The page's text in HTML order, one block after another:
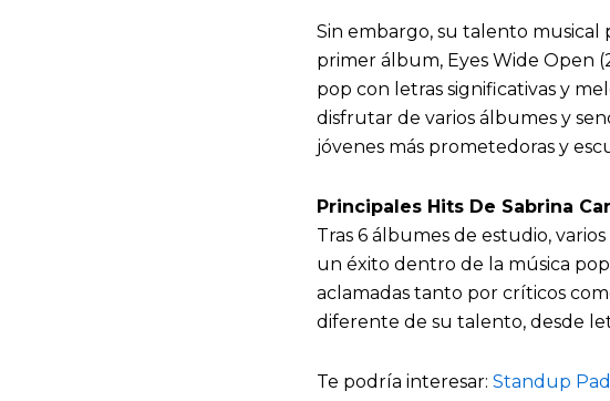
Sin embargo, su talento musical
primer álbum, Eyes Wide Open
pop con letras significativas y
disfrutar de varios álbumes y
jóvenes más prometedoras y
Principales Hits De Sabrina
Tras 6 álbumes de estudio,
un éxito dentro de la música pop.
aclamadas tanto por críticos
diferente de su talento, desde
Te podría interesar: Standup